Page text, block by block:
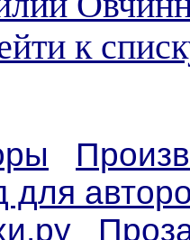
к
для